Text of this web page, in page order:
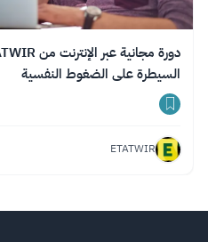
السيطرة على الضغوط النفسية
ETATWIR